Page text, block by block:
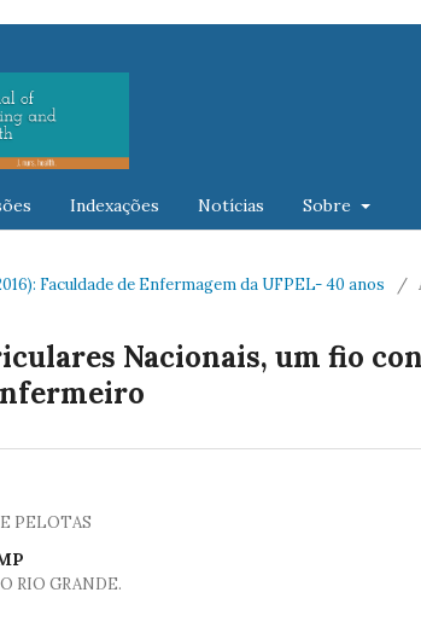
Indexações Notícias Sobre
Faculdade de Enfermagem da UFPEL- 40 anos /
Nacionais, um fio
PELOTAS
RIO GRANDE.